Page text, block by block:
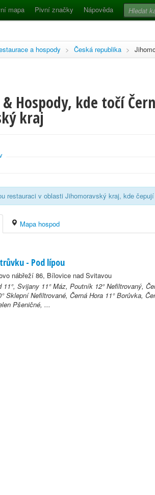
mapa Pivní značky Nápověda
a hospody > Česká republika >
Hospody, kde točí
kraj
restauraci v oblasti Jihomoravský kraj, kde
Mapa hospod
- Pod lípou
nábřeží 86, Bílovice nad Svitavou
11°, Svijany 11° Máz, Poutník 12° Nefiltrovaný,
Sklepní Nefiltrované, Černá Hora 11° Borůvka,
Pšeničné, ...